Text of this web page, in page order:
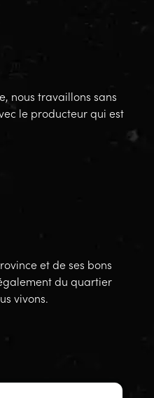
nous travaillons sans
le producteur qui est
et de ses bons
du quartier
vivons.